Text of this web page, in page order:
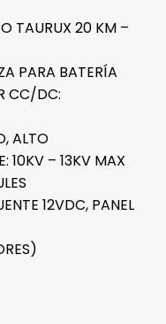
TAURUX 20 KM –
PARA BATERÍA
CC/DC:
ALTO
10KV – 13KV MAX
12VDC, PANEL